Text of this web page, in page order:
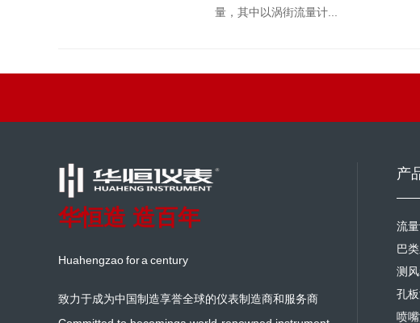
量，其中以涡街流量计...
华恒造 造百年
Huahengzao for a century
致力于成为中国制造享誉全球的仪表制造商和服务商
产
流
巴
测
孔
喷